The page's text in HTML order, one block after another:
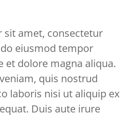
sit amet, consectetur
eiusmod tempor
et dolore magna aliqua.
quis nostrud
laboris nisi ut aliquip ex
Duis aute irure